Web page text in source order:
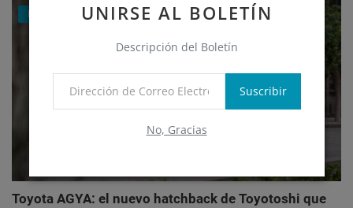
UNIRSE AL BOLETÍN
Descripción del Boletín
Suscribir
No, Gracias
Eventos
Toyota AGYA: el nuevo hatchback de Toyotoshi que